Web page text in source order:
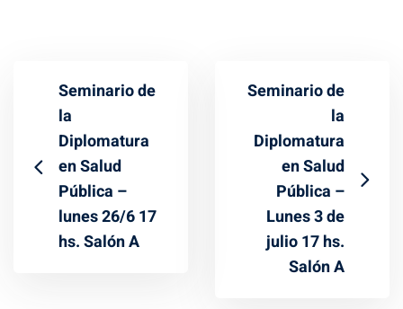
Seminario de
la
Diplomatura
en Salud
Pública –
lunes 26/6 17
hs. Salón A
Seminario de
la
Diplomatura
en Salud
Pública –
Lunes 3 de
julio 17 hs.
Salón A